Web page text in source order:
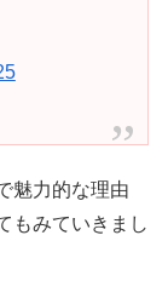
魅力的な理由
もみていきまし